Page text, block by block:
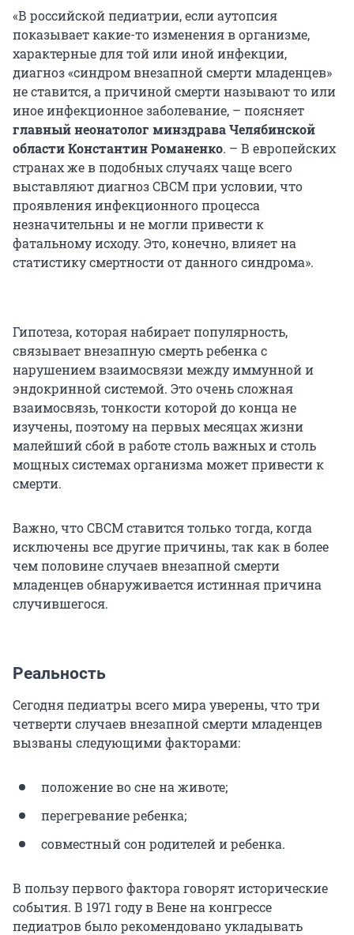
«В российской педиатрии, если аутопсия
показывает какие-то изменения в организме,
характерные для той или иной инфекции,
диагноз «синдром внезапной смерти младенцев»
не ставится, а причиной смерти называют то или
иное инфекционное заболевание, – поясняет
главный неонатолог минздрава Челябинской
области Константин Романенко. – В европейских
странах же в подобных случаях чаще всего
выставляют диагноз СВСМ при условии, что
проявления инфекционного процесса
незначительны и не могли привести к
фатальному исходу. Это, конечно, влияет на
статистику смертности от данного синдрома».
Гипотеза, которая набирает популярность,
связывает внезапную смерть ребенка с
нарушением взаимосвязи между иммунной и
эндокринной системой. Это очень сложная
взаимосвязь, тонкости которой до конца не
изучены, поэтому на первых месяцах жизни
малейший сбой в работе столь важных и столь
мощных системах организма может привести к
смерти.
Важно, что СВСМ ставится только тогда, когда
исключены все другие причины, так как в более
чем половине случаев внезапной смерти
младенцев обнаруживается истинная причина
случившегося.
Реальность
Сегодня педиатры всего мира уверены, что три
четверти случаев внезапной смерти младенцев
вызваны следующими факторами:
положение во сне на животе;
перегревание ребенка;
совместный сон родителей и ребенка.
В пользу первого фактора говорят исторические
события. В 1971 году в Вене на конгрессе
педиатров было рекомендовано укладывать